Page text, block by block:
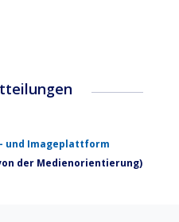
und Imageplattform
der Medienorientierung)